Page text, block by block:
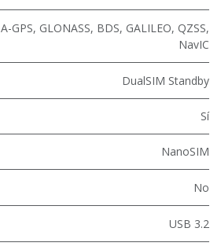
A-GPS, GLONASS, BDS, GALILEO, QZSS,
NavIC
DualSIM Standby
Sí
NanoSIM
No
USB 3.2